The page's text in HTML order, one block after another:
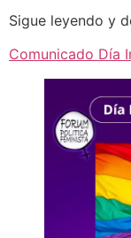
Sigue leyendo y
Comunicado Día